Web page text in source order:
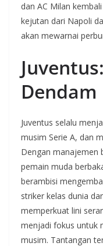
dan AC Milan
kejutan dari Napoli
akan mewarnai
Dendam
Juventus selalu
musim Serie A, dan
Dengan manajemen
pemain muda
berambisi
striker kelas dunia
memperkuat lini
menjadi fokus untuk
musim. Tantangan